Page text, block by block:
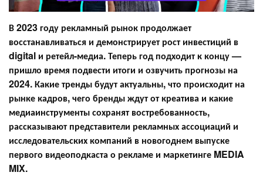
В 2023 году рекламный рынок продолжает
восстанавливаться и демонстрирует рост инвестиций в
digital и ретейл-медиа. Теперь год подходит к концу —
пришло время подвести итоги и озвучить прогнозы на
2024. Какие тренды будут актуальны, что происходит на
рынке кадров, чего бренды ждут от креатива и какие
медиаинструменты сохранят востребованность,
рассказывают представители рекламных ассоциаций и
исследовательских компаний в новогоднем выпуске
первого видеоподкаста о рекламе и маркетинге MEDIA
MIX.